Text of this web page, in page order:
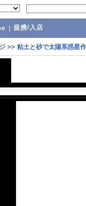
提携/入店
>> 粘土と砂で太陽系惑星